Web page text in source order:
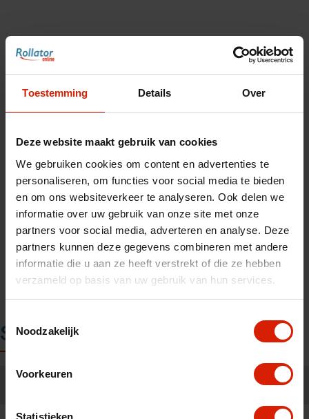
Toestemming Details Over
Deze website maakt gebruik van cookies
We gebruiken cookies om content en advertenties te
personaliseren, om functies voor social media te bieden
en om ons websiteverkeer te analyseren. Ook delen we
informatie over uw gebruik van onze site met onze
partners voor social media, adverteren en analyse. Deze
partners kunnen deze gegevens combineren met andere
informatie die u aan ze heeft verstrekt of die ze hebben
verzameld op basis van uw gebruik van hun services.
Noodzakelijk
Voorkeuren
Statistieken
Specificaties
Small: 4,9 kg -
Small: 58,5 cm -